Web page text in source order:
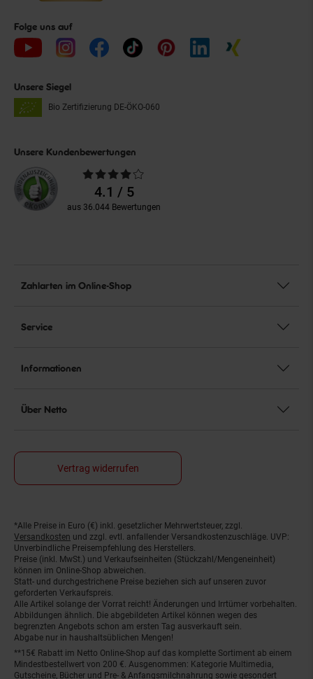
Folge uns auf
Unsere Siegel
Bio Zertifizierung DE-ÖKO-060
Unsere Kundenbewertungen
Durchschnittliche
Bewertungen4.1 / 5
aus 36.044 Bewertungen
Zahlarten im Online-Shop
Service
Informationen
Über Netto
Vertrag widerrufen
Fußnoten
*Alle Preise in Euro (€) inkl. gesetzlicher Mehrwertsteuer, zzgl.
Versandkosten und zzgl. evtl. anfallender Versandkostenzuschläge. UVP:
Unverbindliche Preisempfehlung des Herstellers.
Preise (inkl. MwSt.) und Verkaufseinheiten (Stückzahl/Mengeneinheit)
können im Online-Shop abweichen.
Statt- und durchgestrichene Preise beziehen sich auf unseren zuvor
geforderten Verkaufspreis.
Alle Artikel solange der Vorrat reicht! Änderungen und Irrtümer vorbehalten.
Abbildungen ähnlich. Die abgebildeten Artikel können wegen des
begrenzten Angebots schon am ersten Tag ausverkauft sein.
Abgabe nur in haushaltsüblichen Mengen!
**15€ Rabatt im Netto Online-Shop auf das komplette Sortiment ab einem
Mindestbestellwert von 200 €. Ausgenommen: Kategorie Multimedia,
Gutscheine, Bücher und Pre- & Anfangsmilchnahrung sowie gesondert